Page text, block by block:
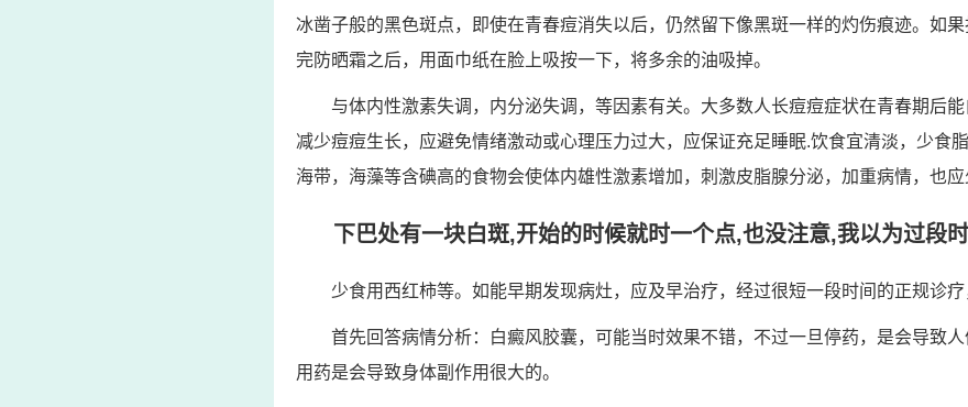
冰凿子般的黑色斑点，即使在青春痘消失以后，仍然留下像黑斑一样的灼伤痕迹。如
完防晒霜之后，用面巾纸在脸上吸按一下，将多余的油吸掉。
与体内性激素失调，内分泌失调，等因素有关。大多数人长痘痘症状在青春期后
减少痘痘生长，应避免情绪激动或心理压力过大，应保证充足睡眠.饮食宜清淡，少食
海带，海藻等含碘高的食物会使体内雄性激素增加，刺激皮脂腺分泌，加重病情，也应
下巴处有一块白斑,开始的时候就时一个点,也没注意,我以为过段
少食用西红柿等。如能早期发现病灶，应及早治疗，经过很短一段时间的正规诊疗
首先回答病情分析：白癜风胶囊，可能当时效果不错，不过一旦停药，是会导致
用药是会导致身体副作用很大的。